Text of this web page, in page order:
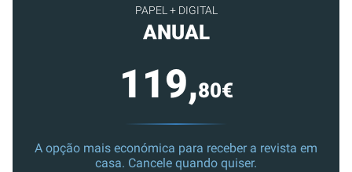
PAPEL + DIGITAL
ANUAL
119,80€
A opção mais económica para receber a revista em
casa. Cancele quando quiser.